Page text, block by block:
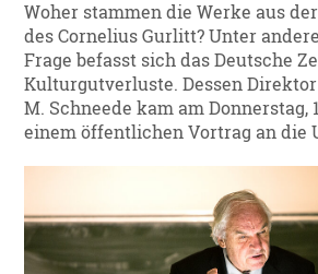
Woher stammen die Werke aus
des Cornelius Gurlitt? Unter
Frage befasst sich das Deutsche
Kulturgutverluste. Dessen
M. Schneede kam am Donnerstag,
einem öffentlichen Vortrag an die